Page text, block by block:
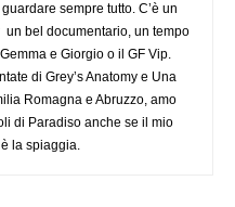
sempre tutto. C’è un
bel documentario, un tempo
e Giorgio o il GF Vip.
di Grey’s Anatomy e Una
Romagna e Abruzzo, amo
di Paradiso anche se il mio
la spiaggia.